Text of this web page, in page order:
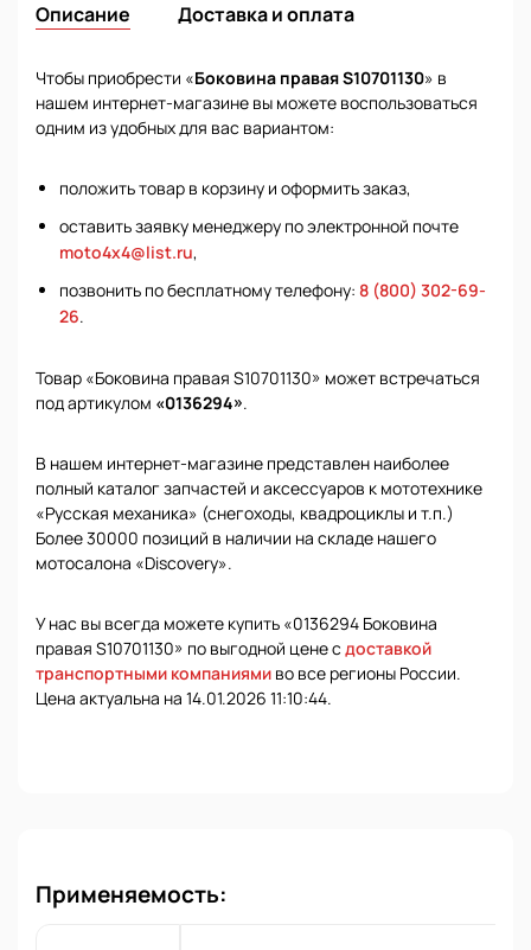
Описание Доставка и оплата
Чтобы приобрести «Боковина правая S10701130» в
нашем интернет-магазине вы можете воспользоваться
одним из удобных для вас вариантом:
положить товар в корзину и оформить заказ,
оставить заявку менеджеру по электронной почте
moto4x4@list.ru,
позвонить по бесплатному телефону: 8 (800) 302-69-
26.
Товар «Боковина правая S10701130» может встречаться
под артикулом «0136294».
В нашем интернет-магазине представлен наиболее
полный каталог запчастей и аксессуаров к мототехнике
«Русская механика» (снегоходы, квадроциклы и т.п.)
Более 30000 позиций в наличии на складе нашего
мотосалона «Discovery».
У нас вы всегда можете купить «0136294 Боковина
правая S10701130» по выгодной цене с доставкой
транспортными компаниями во все регионы России.
Цена актуальна на 14.01.2026 11:10:44.
Применяемость: